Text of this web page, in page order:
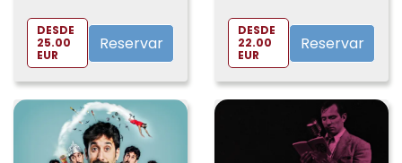
Príncipe Pío
de Madrid
DESDE
25.00
EUR
Reservar
DESDE
22.00
EUR
Reservar